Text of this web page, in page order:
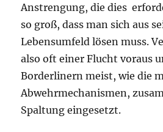
Anstrengung, die dies
so groß, dass man sich aus
Lebensumfeld lösen muss.
also oft einer Flucht voraus
Borderlinern meist, wie die
Abwehrmechanismen,
Spaltung eingesetzt.